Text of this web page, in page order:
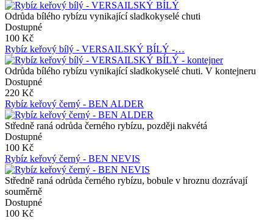
Odrůda bílého rybízu vynikající sladkokyselé chuti
Dostupné
100 Kč
Rybíz keřový bílý - VERSAILSKÝ BÍLÝ -…
Odrůda bílého rybízu vynikající sladkokyselé chuti. V kontejneru
Dostupné
220 Kč
Rybíz keřový černý - BEN ALDER
Středně raná odrůda černého rybízu, později nakvétá
Dostupné
100 Kč
Rybíz keřový černý - BEN NEVIS
Středně raná odrůda černého rybízu, bobule v hroznu dozrávají
souměrně
Dostupné
100 Kč